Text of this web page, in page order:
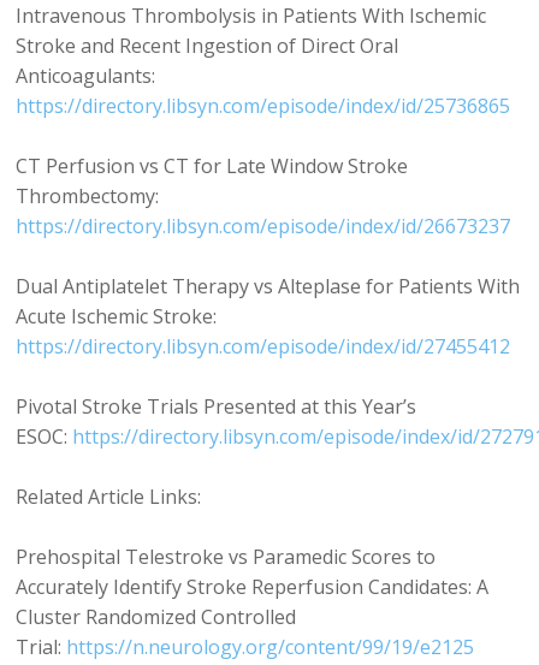
Intravenous Thrombolysis in Patients With Ischemic
Stroke and Recent Ingestion of Direct Oral
Anticoagulants:
https://directory.libsyn.com/episode/index/id/25736865
CT Perfusion vs CT for Late Window Stroke
Thrombectomy:
https://directory.libsyn.com/episode/index/id/26673237
Dual Antiplatelet Therapy vs Alteplase for Patients With
Acute Ischemic Stroke:
https://directory.libsyn.com/episode/index/id/27455412
Pivotal Stroke Trials Presented at this Year’s
ESOC: https://directory.libsyn.com/episode/index/id/
Related Article Links:
Prehospital Telestroke vs Paramedic Scores to
Accurately Identify Stroke Reperfusion Candidates: A
Cluster Randomized Controlled
Trial: https://n.neurology.org/content/99/19/e2125